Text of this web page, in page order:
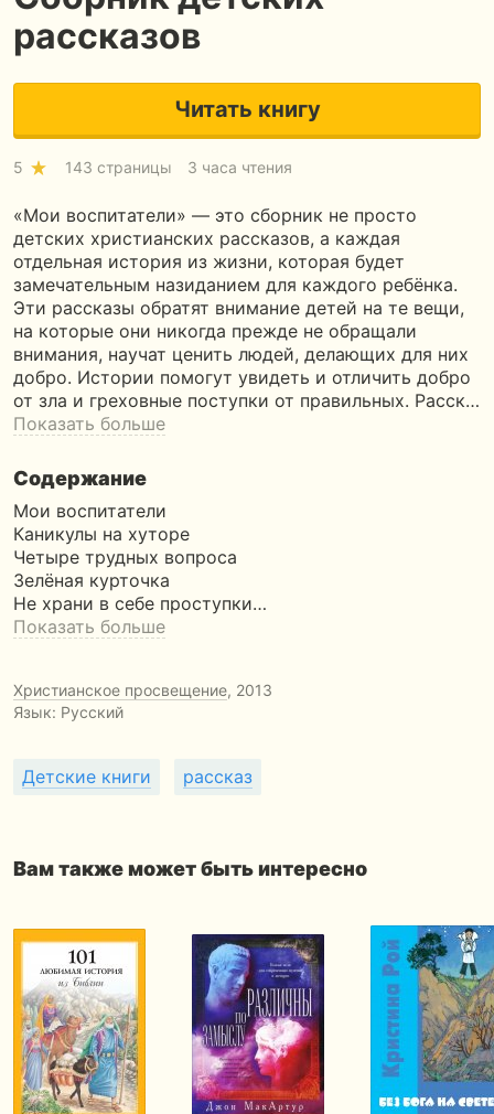
рассказов
Читать книгу
5 143 страницы 3 часа чтения
«Мои воспитатели» — это сборник не просто
детских христианских рассказов, а каждая
отдельная история из жизни, которая будет
замечательным назиданием для каждого ребёнка.
Эти рассказы обратят внимание детей на те вещи,
на которые они никогда прежде не обращали
внимания, научат ценить людей, делающих для них
добро. Истории помогут увидеть и отличить добро
от зла и греховные поступки от правильных. Расск…
Показать больше
Содержание
Мои воспитатели
Каникулы на хуторе
Четыре трудных вопроса
Зелёная курточка
Не храни в себе проступки…
Показать больше
Христианское просвещение, 2013
Язык: Русский
Детские книги рассказ
Вам также может быть интересно